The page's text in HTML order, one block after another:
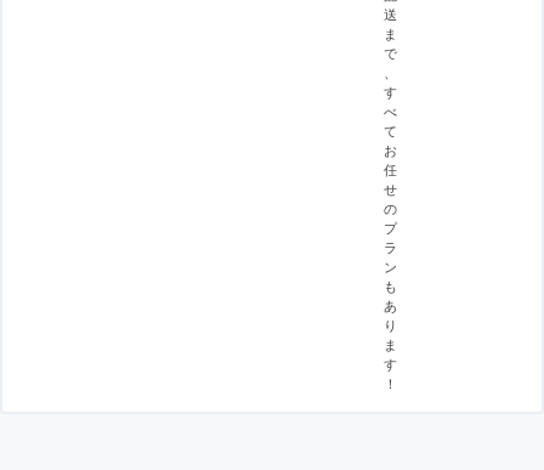
送
ま
で
す
べ
て
お
任
せ
の
プ
ラ
ン
も
あ
り
ま
す
！